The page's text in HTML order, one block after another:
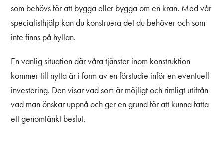
som behövs för att bygga eller bygga om en kran. Med vår
specialisthjälp kan du konstruera det du behöver och som
inte finns på hyllan.
En vanlig situation där våra tjänster inom konstruktion
kommer till nytta är i form av en förstudie inför en eventuell
investering. Den visar vad som är möjligt och rimligt utifrån
vad man önskar uppnå och ger en grund för att kunna fatta
ett genomtänkt beslut.